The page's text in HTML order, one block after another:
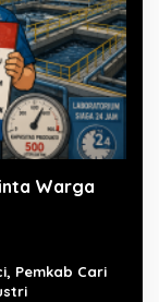
Warga
Pemkab Cari